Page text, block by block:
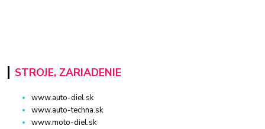
STROJE, ZARIADENIE
www.auto-diel.sk
www.auto-techna.sk
www.moto-diel.sk